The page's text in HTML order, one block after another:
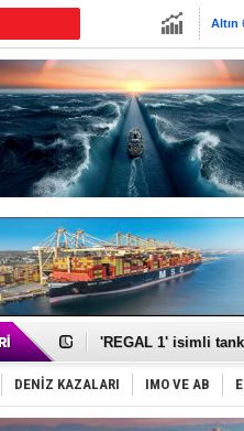
Altın
Euro
Makine arızası
Dron saldırısına
Gemide 5 ton kokain
Yakıt barcı filosuna
Rus İHA’ları,
Karadeniz’deki
Tatil hesabını
DENİZ KAZALARI IMO VE AB